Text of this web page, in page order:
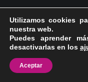
Utilizamos cookies
nuestra web.
Puedes aprender
desactivarlas en los
Aceptar